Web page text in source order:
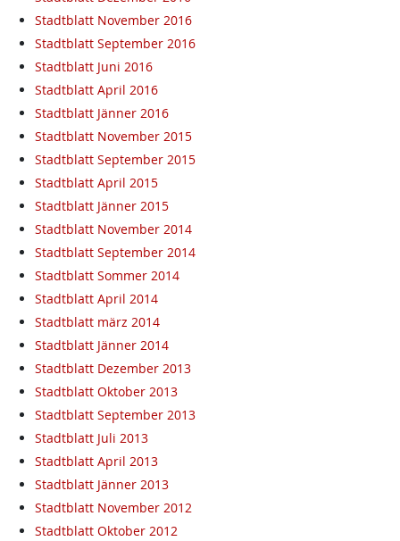
Stadtblatt November 2016
Stadtblatt September 2016
Stadtblatt Juni 2016
Stadtblatt April 2016
Stadtblatt Jänner 2016
Stadtblatt November 2015
Stadtblatt September 2015
Stadtblatt April 2015
Stadtblatt Jänner 2015
Stadtblatt November 2014
Stadtblatt September 2014
Stadtblatt Sommer 2014
Stadtblatt April 2014
Stadtblatt märz 2014
Stadtblatt Jänner 2014
Stadtblatt Dezember 2013
Stadtblatt Oktober 2013
Stadtblatt September 2013
Stadtblatt Juli 2013
Stadtblatt April 2013
Stadtblatt Jänner 2013
Stadtblatt November 2012
Stadtblatt Oktober 2012